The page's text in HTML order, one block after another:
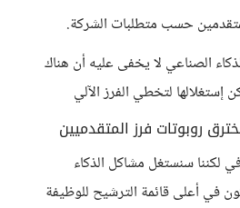
حسب متطلبات الشركة.
الصناعي لا يخفى عليه أن هناك
لتخطي الفرز الآلي
روبوتات فرز المتقدميين
لكننا سنستغل مشاكل الذكاء
في أعلى قائمة الترشيح للوظيفة